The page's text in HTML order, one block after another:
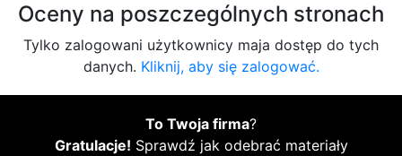
Oceny na poszczególnych stronach
Tylko zalogowani użytkownicy maja dostęp do tych
danych. Kliknij, aby się zalogować.
To Twoja firma?
Gratulacje! Sprawdź jak odebrać materiały